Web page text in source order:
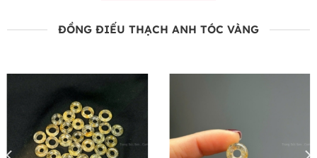
ĐỒNG ĐIẾU THẠCH ANH TÓC VÀNG